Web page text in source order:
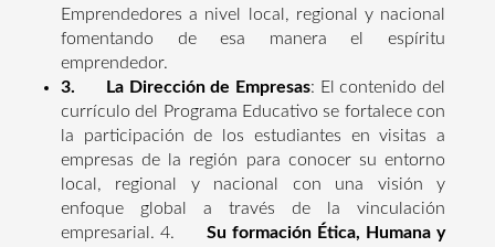
Emprendedores a nivel local, regional y nacional
fomentando de esa manera el espíritu
emprendedor.
3. La Dirección de Empresas: El contenido del
currículo del Programa Educativo se fortalece con
la participación de los estudiantes en visitas a
empresas de la región para conocer su entorno
local, regional y nacional con una visión y
enfoque global a través de la vinculación
empresarial. 4.
Su formación Ética, Humana y